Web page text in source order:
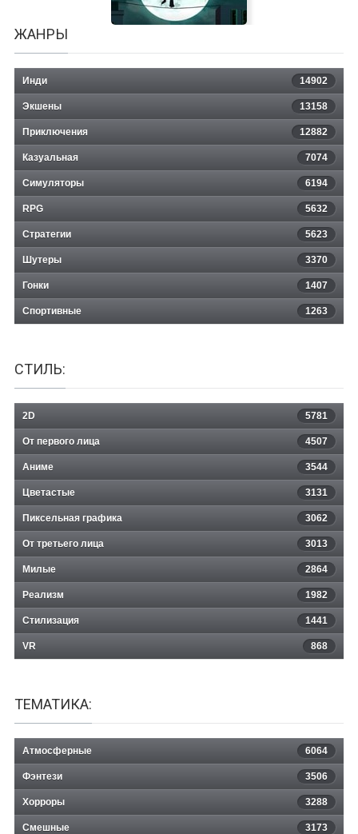
ЖАНРЫ
Инди 14902
Экшены 13158
Приключения 12882
Казуальная 7074
Симуляторы 6194
RPG 5632
Стратегии 5623
Шутеры 3370
Гонки 1407
Спортивные 1263
СТИЛЬ:
2D 5781
От первого лица 4507
Аниме 3544
Цветастые 3131
Пиксельная графика 3062
От третьего лица 3013
Милые 2864
Реализм 1982
Стилизация 1441
VR 868
ТЕМАТИКА:
Атмосферные 6064
Фэнтези 3506
Хорроры 3288
Смешные 3173